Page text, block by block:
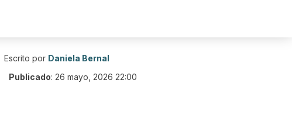
Escrito por Daniela Bernal
Publicado: 26 mayo, 2026 22:00